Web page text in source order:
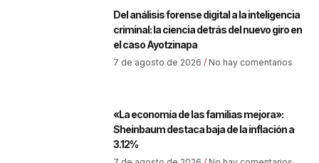
Del análisis forense digital a la inteligencia
criminal: la ciencia detrás del nuevo giro en
el caso Ayotzinapa
7 de agosto de 2026 No hay comentarios
«La economía de las familias mejora»:
Sheinbaum destaca baja de la inflación a
3.12%